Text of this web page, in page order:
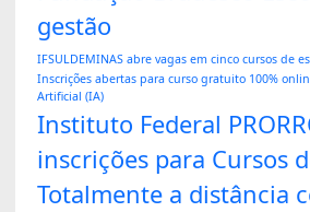
gestão
IFSULDEMINAS abre vagas em cinco cursos de
Inscrições abertas para curso gratuito 100%
Artificial (IA)
Instituto Federal
inscrições para Cursos
Totalmente a distância